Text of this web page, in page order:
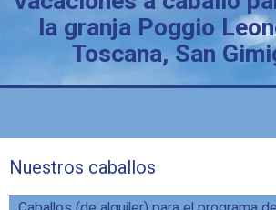
la granja Poggio
Toscana, San
Nuestros caballos